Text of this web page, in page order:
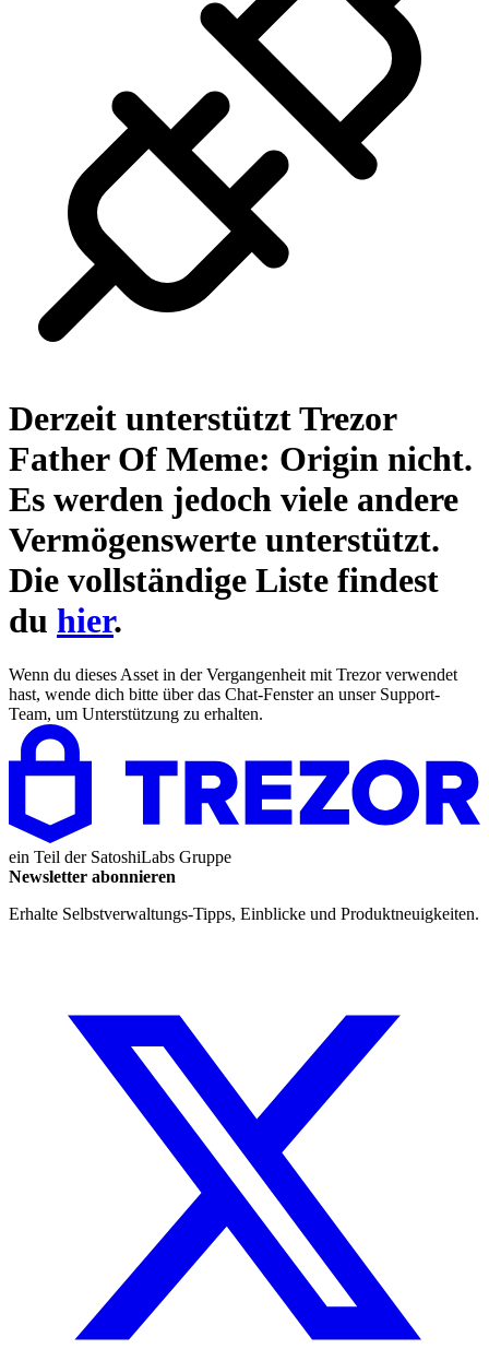
Derzeit unterstützt Trezor
Father Of Meme: Origin nicht.
Es werden jedoch viele andere
Vermögenswerte unterstützt.
Die vollständige Liste findest
du hier.
Wenn du dieses Asset in der Vergangenheit mit Trezor verwendet
hast, wende dich bitte über das Chat-Fenster an unser Support-
Team, um Unterstützung zu erhalten.
ein Teil der SatoshiLabs Gruppe
Newsletter abonnieren
Erhalte Selbstverwaltungs-Tipps, Einblicke und Produktneuigkeiten.